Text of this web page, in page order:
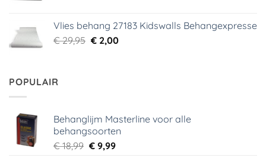
€ 29,95.€ 5,99.
Vlies behang 27183 Kidswalls Behangexpresse
€29,95 Oorspronkelijke
€2,00Huidige
POPULAIR
Behanglijm Masterline voor alle
behangsoorten
€18,99 Oorspronkelijke
€9,99Huidige